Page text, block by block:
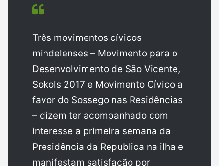
Três movimentos cívicos
mindelenses – Movimento para o
Desenvolvimento de São Vicente,
Sokols 2017 e Movimento Cívico a
favor do Sossego nas Residências
– dizem ter acompanhado com
interesse a primeira semana da
Presidência da Republica na ilha e
manifestam satisfação por